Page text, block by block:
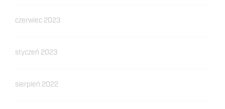
czerwiec 2023
styczeń 2023
sierpień 2022